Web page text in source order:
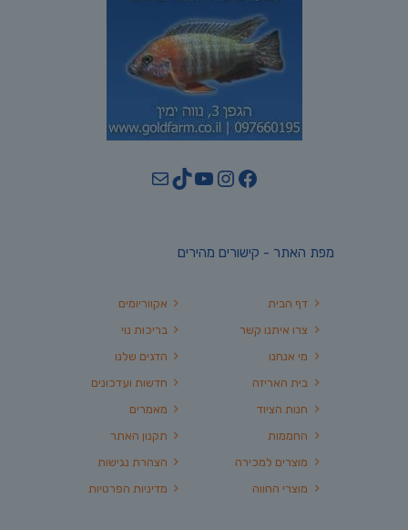
Facebook
Instagram
YouTube
TikTok
Mail
מפת האתר - קישורים מהירים
אקווריומים
בריכות נוי
הדגים שלנו
חדשות ועדכונים
מאמרים
תקנון האתר
הצהרת נגישות
מדיניות הפרטיות
דף הבית
צרו איתנו קשר
מי אנחנו
בית האריזה
חנות הציוד
החממות
מוצרים למכירה
מוצרי החווה